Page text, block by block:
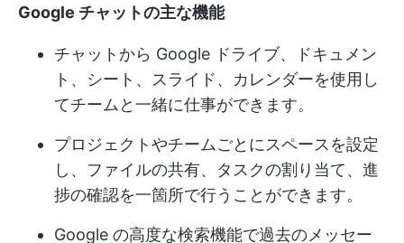
Google チャットの主な機能
チャットから Google ドライブ、ドキュメン
ト、シート、スライド、カレンダーを使用し
てチームと一緒に仕事ができます。
プロジェクトやチームごとにスペースを設定
し、ファイルの共有、タスクの割り当て、進
捗の確認を一箇所で行うことができます。
Google の高度な検索機能で過去のメッセー